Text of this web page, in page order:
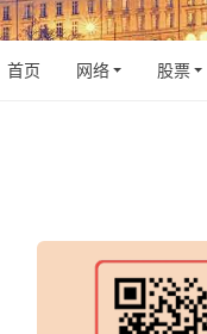
首页 网络 股票